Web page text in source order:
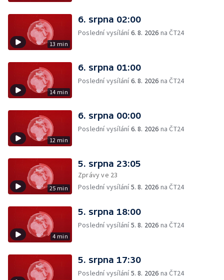
13 min
6. srpna 02:00
Poslední vysílání6. 8. 2026 na ČT24
14 min
6. srpna 01:00
Poslední vysílání6. 8. 2026 na ČT24
12 min
6. srpna 00:00
Poslední vysílání6. 8. 2026 na ČT24
25 min
5. srpna 23:05
Zprávy ve 23
Poslední vysílání5. 8. 2026 na ČT24
4 min
5. srpna 18:00
Poslední vysílání5. 8. 2026 na ČT24
5. srpna 17:30
Poslední vysílání5. 8. 2026 na ČT24